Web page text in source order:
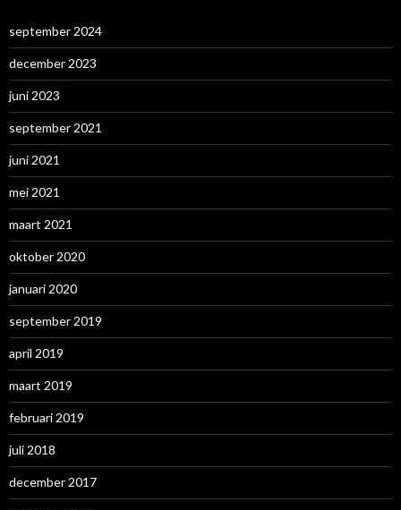
september 2024
december 2023
juni 2023
september 2021
juni 2021
mei 2021
maart 2021
oktober 2020
januari 2020
september 2019
april 2019
maart 2019
februari 2019
juli 2018
december 2017